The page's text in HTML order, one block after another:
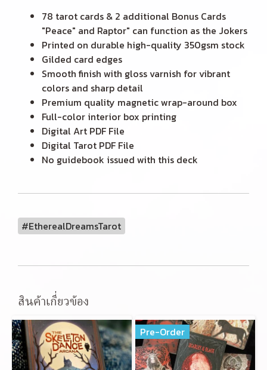
78 tarot cards & 2 additional Bonus Cards
"Peace" and Raptor" can function as the Jokers
Printed on durable high-quality 350gsm stock
Gilded card edges
Smooth finish with gloss varnish for vibrant
colors and sharp detail
Premium quality magnetic wrap-around box
Full-color interior box printing
Digital Art PDF File
Digital Tarot PDF File
No guidebook issued with this deck
#EtherealDreamsTarot
สินค้าเกี่ยวข้อง
Pre-Order